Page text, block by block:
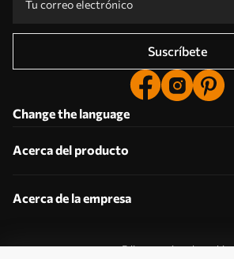
Suscríbete
Change the language
Acerca del producto
Acerca de la empresa
Editar permisos de cookies